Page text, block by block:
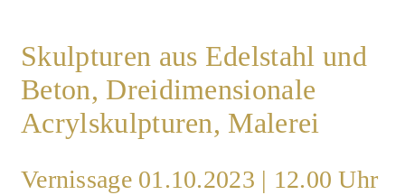
Skulpturen aus Edelstahl und
Beton, Dreidimensionale
Acrylskulpturen, Malerei
Vernissage 01.10.2023 | 12.00 Uhr